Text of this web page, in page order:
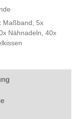
Maßband, 5x
Nähnadeln, 40x